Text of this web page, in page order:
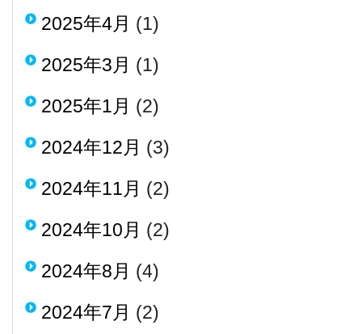
2025年4月 (1)
2025年3月 (1)
2025年1月 (2)
2024年12月 (3)
2024年11月 (2)
2024年10月 (2)
2024年8月 (4)
2024年7月 (2)